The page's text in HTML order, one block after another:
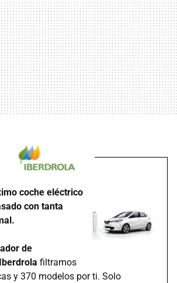
coche eléctrico
con tanta
de
filtramos
y 370 modelos por ti. Solo